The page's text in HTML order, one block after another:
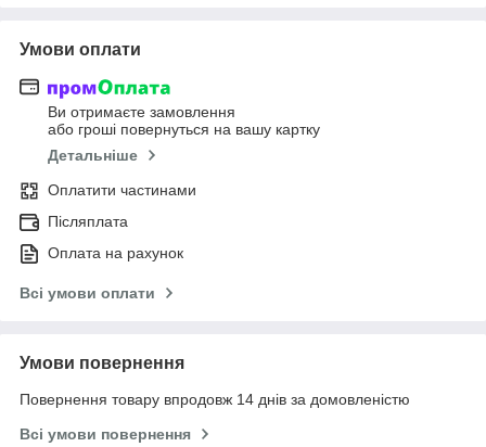
Умови оплати
Ви отримаєте замовлення
або гроші повернуться на вашу картку
Детальніше
Оплатити частинами
Післяплата
Оплата на рахунок
Всі умови оплати
Умови повернення
Повернення товару впродовж 14 днів за домовленістю
Всі умови повернення